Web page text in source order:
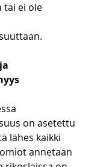
tai ei ole
on asetettu
lähes kaikki
annetaan